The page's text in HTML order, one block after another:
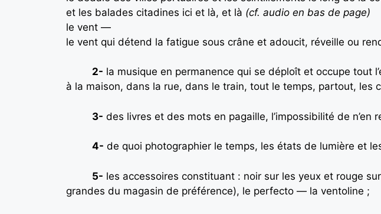
et les balades citadines ici et là, et là (cf. audio en bas de page)
le vent —
le vent qui détend la fatigue sous crâne et adoucit, réveille ou
2- la musique en permanence qui se déploît et occupe tout
à la maison, dans la rue, dans le train, tout le temps, partout, les
3- des livres et des mots en pagaille, l’impossibilité de n’en
4- de quoi photographier le temps, les états de lumière et
5- les accessoires constituant : noir sur les yeux et rouge
grandes du magasin de préférence), le perfecto — la ventoline ;